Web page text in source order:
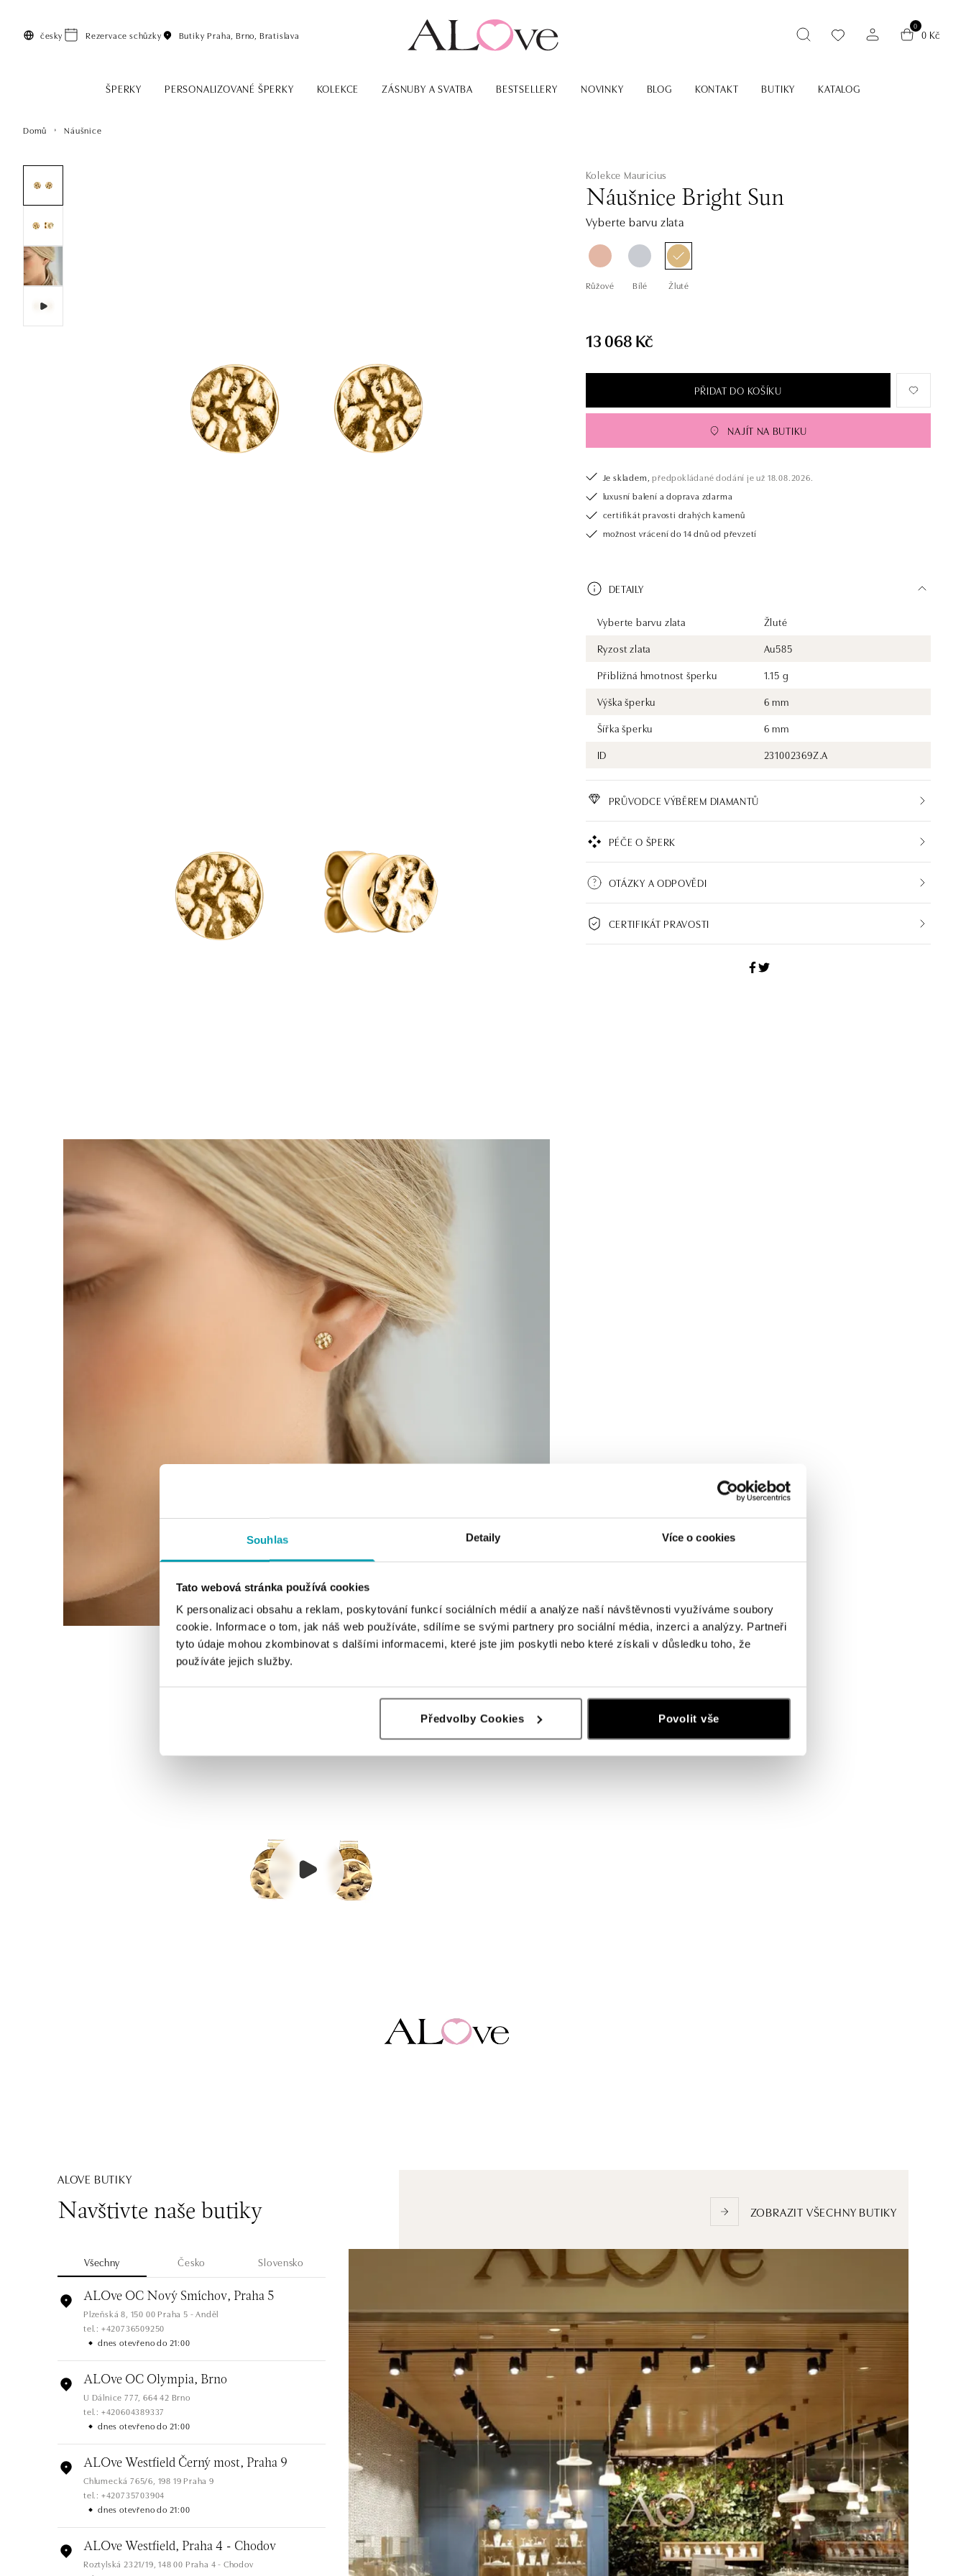
Souhlas Detaily Více o cookies
Tato webová stránka používá cookies
K personalizaci obsahu a reklam, poskytování funkcí sociálních médií a analýze naší návštěvnosti využíváme soubory
cookie. Informace o tom, jak náš web používáte, sdílíme se svými partnery pro sociální média, inzerci a analýzy. Partneři
tyto údaje mohou zkombinovat s dalšími informacemi, které jste jim poskytli nebo které získali v důsledku toho, že
používáte jejich služby.
Předvolby Cookies Povolit vše
česky Rezervace schůzky Butiky Praha, Brno, Bratislava
0
0 Kč
ŠPERKY PERSONALIZOVANÉ ŠPERKY KOLEKCE ZÁSNUBY A SVATBA BESTSELLERY NOVINKY BLOG KONTAKT BUTIKY KATALOG
Domů Náušnice
Kolekce Mauricius
Náušnice Bright Sun
Vyberte barvu zlata
Růžové Bílé Žluté
13 068 Kč
PŘIDAT DO KOŠÍKU
NAJÍT NA BUTIKU
Je skladem, předpokládané dodání je už 18.08.2026.
luxusní balení a doprava zdarma
certifikát pravosti drahých kamenů
možnost vrácení do 14 dnů od převzetí
DETAILY
Vyberte barvu zlata
Žluté
Ryzost zlata
Au585
Přibližná hmotnost šperku
1.15 g
Výška šperku
6 mm
Šířka šperku
6 mm
ID
231002369Z.A
PRŮVODCE VÝBĚREM DIAMANTŮ
PÉČE O ŠPERK
OTÁZKY A ODPOVĚDI
CERTIFIKÁT PRAVOSTI
ALOVE BUTIKY
Navštivte naše butiky ZOBRAZIT VŠECHNY BUTIKY
Všechny Česko Slovensko
ALOve OC Nový Smíchov, Praha 5
Plzeňská 8, 150 00 Praha 5 - Anděl
tel.: +420736509250
dnes otevřeno do 21:00
ALOve OC Olympia, Brno
U Dálnice 777, 664 42 Brno
tel.: +420604389337
dnes otevřeno do 21:00
ALOve Westfield Černý most, Praha 9
Chlumecká 765/6, 198 19 Praha 9
tel.: +420735703904
dnes otevřeno do 21:00
ALOve Westfield, Praha 4 - Chodov
Roztylská 2321/19, 148 00 Praha 4 - Chodov